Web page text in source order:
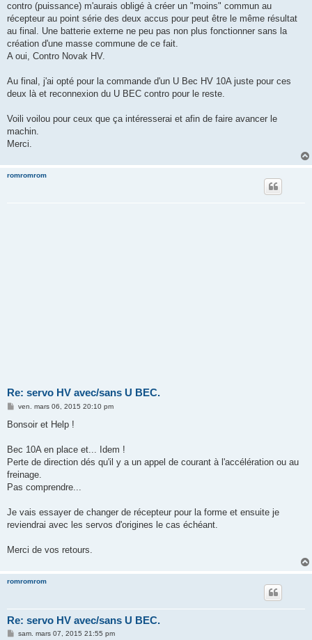
contro (puissance) m'aurais obligé à créer un "moins" commun au
récepteur au point série des deux accus pour peut être le même résultat
au final. Une batterie externe ne peu pas non plus fonctionner sans la
création d'une masse commune de ce fait.
A oui, Contro Novak HV.
Au final, j'ai opté pour la commande d'un U Bec HV 10A juste pour ces
deux là et reconnexion du U BEC contro pour le reste.
Voili voilou pour ceux que ça intéresserai et afin de faire avancer le
machin.
Merci.
romromrom
Re: servo HV avec/sans U BEC.
M
s
g
ven. mars 06, 2015 20:10 pm
Bonsoir et Help !
Bec 10A en place et... Idem !
Perte de direction dés qu'il y a un appel de courant à l'accélération ou au
freinage.
Pas comprendre...
Je vais essayer de changer de récepteur pour la forme et ensuite je
reviendrai avec les servos d'origines le cas échéant.
Merci de vos retours.
romromrom
Re: servo HV avec/sans U BEC.
Msam. mars 07, 2015 21:55 pm